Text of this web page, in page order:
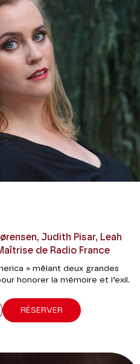
Judith Pisar, Leah
de Radio France
» mêlant deux grandes
honorer la mémoire et l’exil.
RÉSERVER